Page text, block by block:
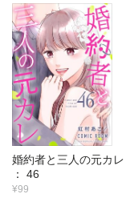
婚約者と三人の元カレ
： 46
¥99